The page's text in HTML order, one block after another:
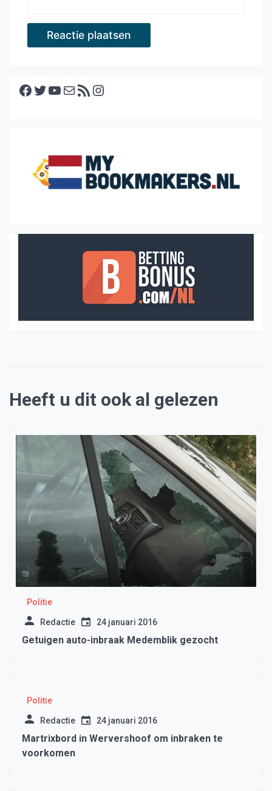
Facebook Twitter YouTube E-mail RSS feed
Heeft u dit ook al gelezen
Politie
Redactie 24 januari 2016
Getuigen auto-inbraak Medemblik gezocht
Politie
Redactie 24 januari 2016
Martrixbord in Wervershoof om inbraken te
voorkomen